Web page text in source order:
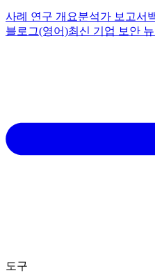
사례 연구 개요분석가 보고서
블로그(영어)최신 기업 보안
도구